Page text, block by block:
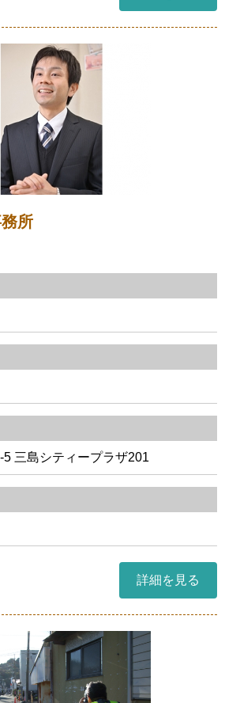
所
三島シティープラザ201
詳細を見る